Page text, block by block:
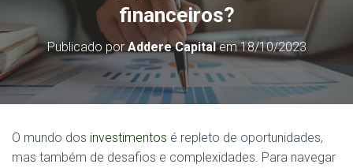
financeiros?
Publicado por Addere Capitalem18/10/2023
O mundo dos investimentos é repleto de oportunidades,
mas também de desafios e complexidades. Para navegar